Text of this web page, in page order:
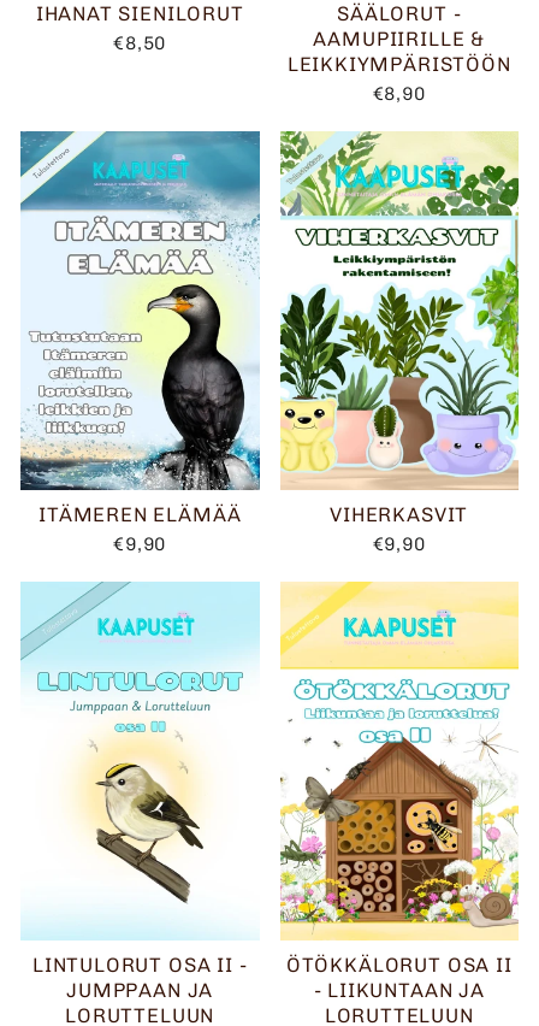
IHANAT SIENILORUT
€8,50
SÄÄLORUT -
AAMUPIIRILLE &
LEIKKIYMPÄRISTÖÖN
€8,90
ITÄMEREN ELÄMÄÄ
€9,90
VIHERKASVIT
€9,90
LINTULORUT OSA II -
JUMPPAAN JA
LORUTTELUUN
ÖTÖKKÄLORUT OSA II
- LIIKUNTAAN JA
LORUTTELUUN